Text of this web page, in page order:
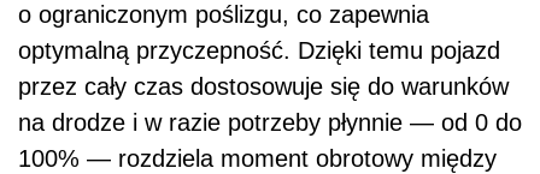
o ograniczonym poślizgu, co zapewnia
optymalną przyczepność. Dzięki temu pojazd
przez cały czas dostosowuje się do warunków
na drodze i w razie potrzeby płynnie — od 0 do
100% — rozdziela moment obrotowy między